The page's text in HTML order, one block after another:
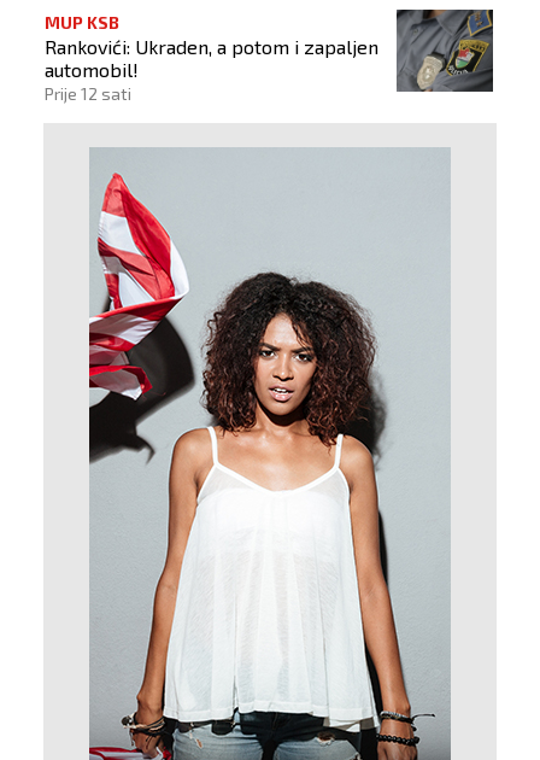
MUP KSB
Rankovići: Ukraden, a potom i zapaljen
automobil!
Prije 12 sati